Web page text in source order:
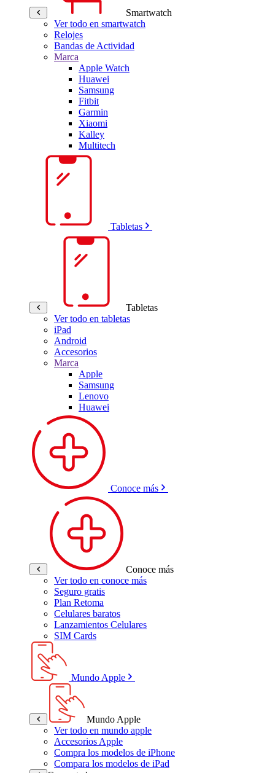
Smartwatch
Ver todo en smartwatch
Relojes
Bandas de Actividad
Marca
Apple Watch
Huawei
Samsung
Fitbit
Garmin
Xiaomi
Kalley
Multitech
Tabletas
Tabletas
Ver todo en tabletas
iPad
Android
Accesorios
Marca
Apple
Samsung
Lenovo
Huawei
Conoce más
Conoce más
Ver todo en conoce más
Seguro gratis
Plan Retoma
Celulares baratos
Lanzamientos Celulares
SIM Cards
Mundo Apple
Mundo Apple
Ver todo en mundo apple
Accesorios Apple
Compra los modelos de iPhone
Compara los modelos de iPad